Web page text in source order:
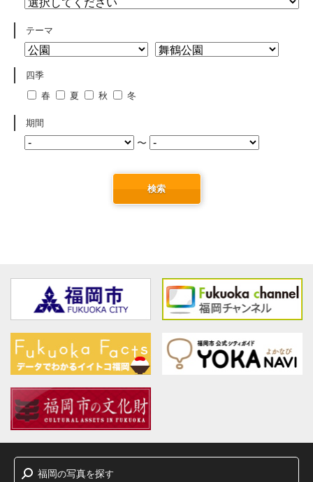
テーマ
四季
春
夏 秋 冬
期間
〜
検索
福岡の写真を探す